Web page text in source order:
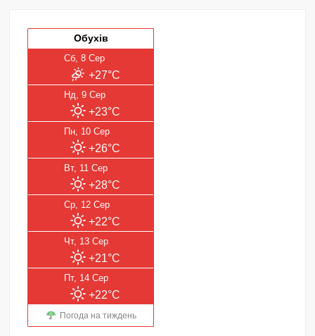
Обухів
Сб, 8 Сер
+27°C
Нд, 9 Сер
+23°C
Пн, 10 Сер
+26°C
Вт, 11 Сер
+28°C
Ср, 12 Сер
+22°C
Чт, 13 Сер
+21°C
Пт, 14 Сер
+22°C
Погода на тиждень